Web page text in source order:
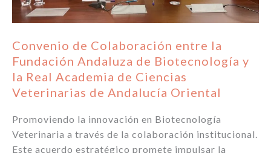
de
Colaboración
para
Impulsar
la
Biotecnología
Veterinaria
Convenio de Colaboración entre la
Fundación Andaluza de Biotecnología y
la Real Academia de Ciencias
Veterinarias de Andalucía Oriental
Promoviendo la innovación en Biotecnología
Veterinaria a través de la colaboración institucional.
Este acuerdo estratégico promete impulsar la